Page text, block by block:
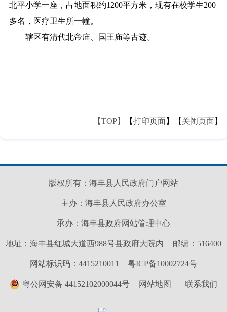
北平小学一座，占地面积约1200平方米，现有在校学生200
多名，医疗卫生所一幢。
辖区有清代北帝庙、国王庙等古迹。
【TOP】 【打印页面】【 关闭页面】
版权所有：海丰县人民政府门户网站
主办：海丰县人民政府办公室
承办：海丰县政府网站管理中心
地址：海丰县红城大道西988号县政府大院内 邮编：516400
网站标识码：4415210011 粤ICP备10002724号
粤公网安备 44152102000044号 网站地图 | 联系我们